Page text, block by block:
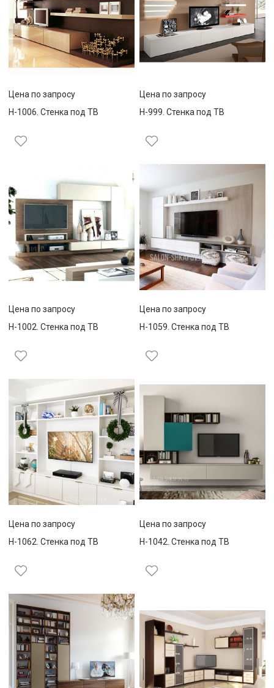
Цена по запросу
Н-1006. Стенка под ТВ
Цена по запросу
Н-999. Стенка под ТВ
Цена по запросу
Н-1002. Стенка под ТВ
Цена по запросу
Н-1059. Стенка под ТВ
Цена по запросу
Н-1062. Стенка под ТВ
Цена по запросу
Н-1042. Стенка под ТВ